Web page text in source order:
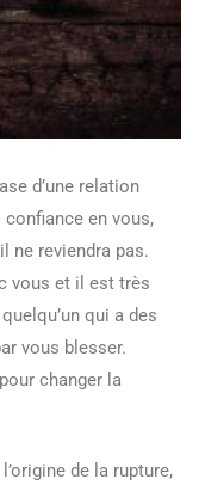
d’une relation
confiance en vous,
ne reviendra pas.
vous et il est très
qui a des
vous blesser.
changer la
de la rupture,